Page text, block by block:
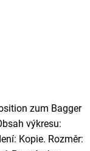
zum Bagger
výkresu:
Kopie. Rozměr: